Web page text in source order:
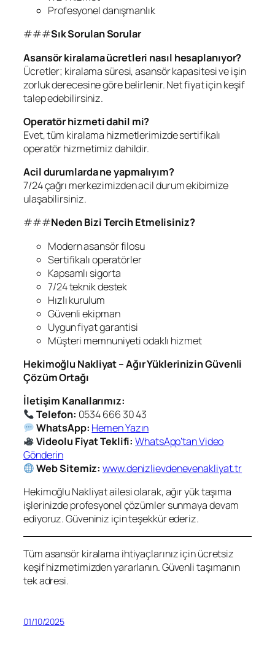
Profesyonel danışmanlık
###Sık Sorulan Sorular
Asansör kiralama ücretleri nasıl hesaplanıyor?
Ücretler; kiralama süresi, asansör kapasitesi ve işin
zorluk derecesine göre belirlenir. Net fiyat için keşif
talep edebilirsiniz.
Operatör hizmeti dahil mi?
Evet, tüm kiralama hizmetlerimizde sertifikalı
operatör hizmetimiz dahildir.
Acil durumlarda ne yapmalıyım?
7/24 çağrı merkezimizden acil durum ekibimize
ulaşabilirsiniz.
###Neden Bizi Tercih Etmelisiniz?
Modern asansör filosu
Sertifikalı operatörler
Kapsamlı sigorta
7/24 teknik destek
Hızlı kurulum
Güvenli ekipman
Uygun fiyat garantisi
Müşteri memnuniyeti odaklı hizmet
Hekimoğlu Nakliyat – Ağır Yüklerinizin Güvenli
Çözüm Ortağı
İletişim Kanallarımız:
Telefon: 0534 666 30 43
WhatsApp: Hemen Yazın
Videolu Fiyat Teklifi: WhatsApp’tan Video
Gönderin
Web Sitemiz: www.denizlievdenevenakliyat.tr
Hekimoğlu Nakliyat ailesi olarak, ağır yük taşıma
işlerinizde profesyonel çözümler sunmaya devam
ediyoruz. Güveniniz için teşekkür ederiz.
Tüm asansör kiralama ihtiyaçlarınız için ücretsiz
keşif hizmetimizden yararlanın. Güvenli taşımanın
tek adresi.
01/10/2025